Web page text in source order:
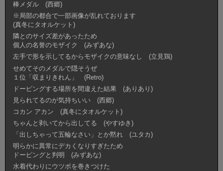
棒メダル (西郷)
※局部の都合で一部画像が乱れております
(真冬にタオルケット)
隣とのサイズ差があったため
個人の名誉のモザイク (みずあな)
左手で形を示してるからモザイクの意味なし (立見鶏)
せめてそのメダルで隠そうぜ
１位「収まりきれん」 (Retro)
ドーピングする場所を間違えた結果 (ありあり)
見られてるのが気持ちいい (西郷)
コカン アカン (真冬にタオルケット)
ちゃんと剥いてから出してる (やすゆき)
「出しちゃって五輪なさい」とか黙れ (ユタカ)
明らかに異常にデカくなりすぎたため
ドーピングと判明 (みずあな)
水着代わりにウツボを巻きつけた